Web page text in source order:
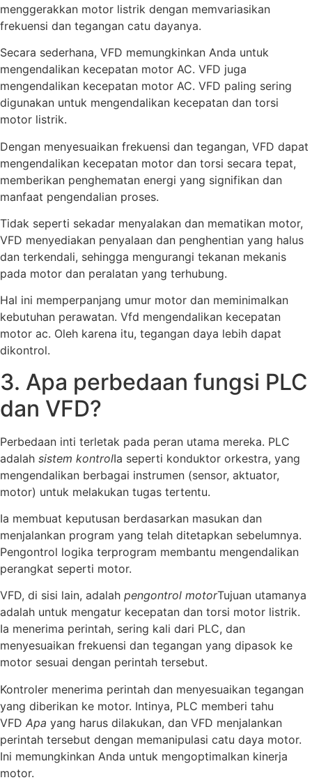
menggerakkan motor listrik dengan memvariasikan
frekuensi dan tegangan catu dayanya.
Secara sederhana, VFD memungkinkan Anda untuk
mengendalikan kecepatan motor AC. VFD juga
mengendalikan kecepatan motor AC. VFD paling sering
digunakan untuk mengendalikan kecepatan dan torsi
motor listrik.
Dengan menyesuaikan frekuensi dan tegangan, VFD dapat
mengendalikan kecepatan motor dan torsi secara tepat,
memberikan penghematan energi yang signifikan dan
manfaat pengendalian proses.
Tidak seperti sekadar menyalakan dan mematikan motor,
VFD menyediakan penyalaan dan penghentian yang halus
dan terkendali, sehingga mengurangi tekanan mekanis
pada motor dan peralatan yang terhubung.
Hal ini memperpanjang umur motor dan meminimalkan
kebutuhan perawatan. Vfd mengendalikan kecepatan
motor ac. Oleh karena itu, tegangan daya lebih dapat
dikontrol.
3. Apa perbedaan fungsi PLC
dan VFD?
Perbedaan inti terletak pada peran utama mereka. PLC
adalah sistem kontrolIa seperti konduktor orkestra, yang
mengendalikan berbagai instrumen (sensor, aktuator,
motor) untuk melakukan tugas tertentu.
Ia membuat keputusan berdasarkan masukan dan
menjalankan program yang telah ditetapkan sebelumnya.
Pengontrol logika terprogram membantu mengendalikan
perangkat seperti motor.
VFD, di sisi lain, adalah pengontrol motorTujuan utamanya
adalah untuk mengatur kecepatan dan torsi motor listrik.
Ia menerima perintah, sering kali dari PLC, dan
menyesuaikan frekuensi dan tegangan yang dipasok ke
motor sesuai dengan perintah tersebut.
Kontroler menerima perintah dan menyesuaikan tegangan
yang diberikan ke motor. Intinya, PLC memberi tahu
VFD Apa yang harus dilakukan, dan VFD menjalankan
perintah tersebut dengan memanipulasi catu daya motor.
Ini memungkinkan Anda untuk mengoptimalkan kinerja
motor.